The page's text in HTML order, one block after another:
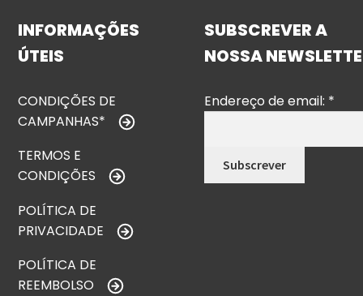
INFORMAÇÕES
ÚTEIS
CONDIÇÕES DE
CAMPANHAS*
TERMOS E
CONDIÇÕES
POLÍTICA DE
PRIVACIDADE
POLÍTICA DE
REEMBOLSO
SUBSCREVER A
NOSSA
Endereço de email: *